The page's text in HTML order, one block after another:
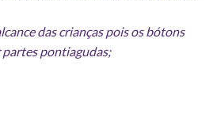
das crianças pois os bótons
pontiagudas;